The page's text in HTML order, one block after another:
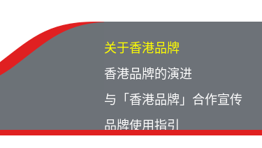
关于香港品牌
香港品牌的演进
与「香港品牌」合作宣传
品牌使用指引